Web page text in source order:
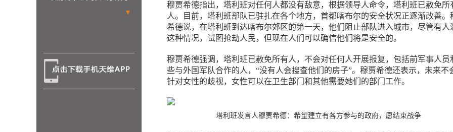
▼
穆贾希德指出，塔利班对任何人都没有敌意，根据领导人命令，塔利班已赦免所
人。目前，塔利班部队已驻扎在各个地方，首都喀布尔的安全状况正逐渐改善。
希德说，在塔利班到达喀布尔郊区的第一天，他们阻止部队进入城市，尽管有人
这种情况，试图抢劫人民，但现在人们可以确信他们将是安全的。
穆贾希德强调，塔利班已赦免所有人，不会对任何人开展报复，包括前军事人员
些与外国军队合作的人，“没有人会搜查他们的房子”。穆贾希德还表示，未来不
针对女性的歧视，女性可以在卫生部门和其他需要她们的部门工作。
塔利班发言人穆贾希德：希望建立有各方参与的政府，愿结束战争